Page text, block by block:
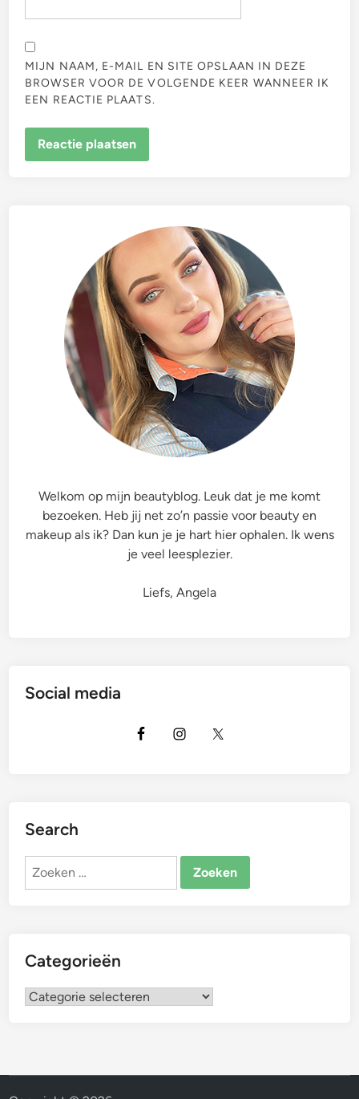
MIJN NAAM, E-MAIL EN SITE OPSLAAN IN DEZE
BROWSER VOOR DE VOLGENDE KEER WANNEER IK
EEN REACTIE PLAATS.
Welkom op mijn beautyblog. Leuk dat je me komt
bezoeken. Heb jij net zo’n passie voor beauty en
makeup als ik? Dan kun je je hart hier ophalen. Ik wens
je veel leesplezier.
Liefs, Angela
Social media
Search
Zoeken
Categorieën
Categorieën